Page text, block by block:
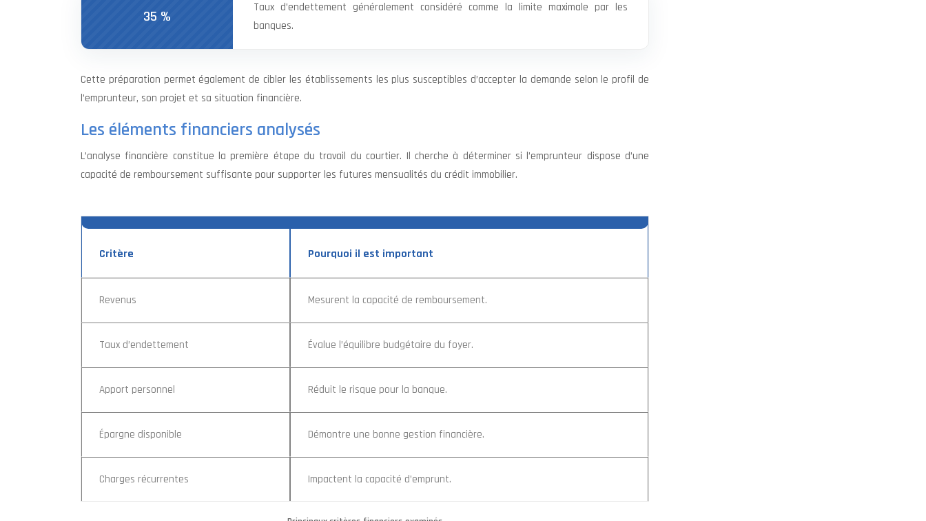
35 %
Taux d’endettement généralement considéré comme la limite maximale par les
banques.
Cette préparation permet également de cibler les établissements les plus susceptibles d’accepter la demande selon le profil de
l’emprunteur, son projet et sa situation financière.
Les éléments financiers analysés
L’analyse financière constitue la première étape du travail du courtier. Il cherche à déterminer si l’emprunteur dispose d’une
capacité de remboursement suffisante pour supporter les futures mensualités du crédit immobilier.
Critère Pourquoi il est important
Revenus Mesurent la capacité de remboursement.
Taux d’endettement Évalue l’équilibre budgétaire du foyer.
Apport personnel Réduit le risque pour la banque.
Épargne disponible Démontre une bonne gestion financière.
Charges récurrentes Impactent la capacité d’emprunt.